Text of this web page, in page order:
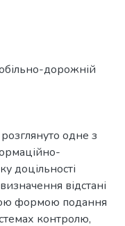
дорожній
одне з
доцільності
відстані
формою подання
контролю,